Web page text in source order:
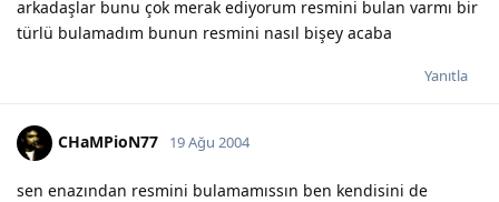
arkadaşlar bunu çok merak ediyorum resmini bulan varmı bir
türlü bulamadım bunun resmini nasıl bişey acaba
Yanıtla
CHaMPioN77 19 Ağu 2004
sen enazından resmini bulamamıssın ben kendisini de